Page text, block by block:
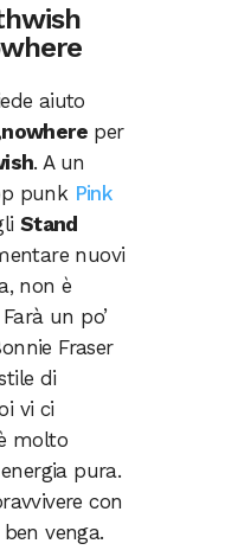
aiuto
per
. A un
punk Pink
Stand
nuovi
non è
un po’
Fraser
di
vi ci
molto
pura.
con
venga.